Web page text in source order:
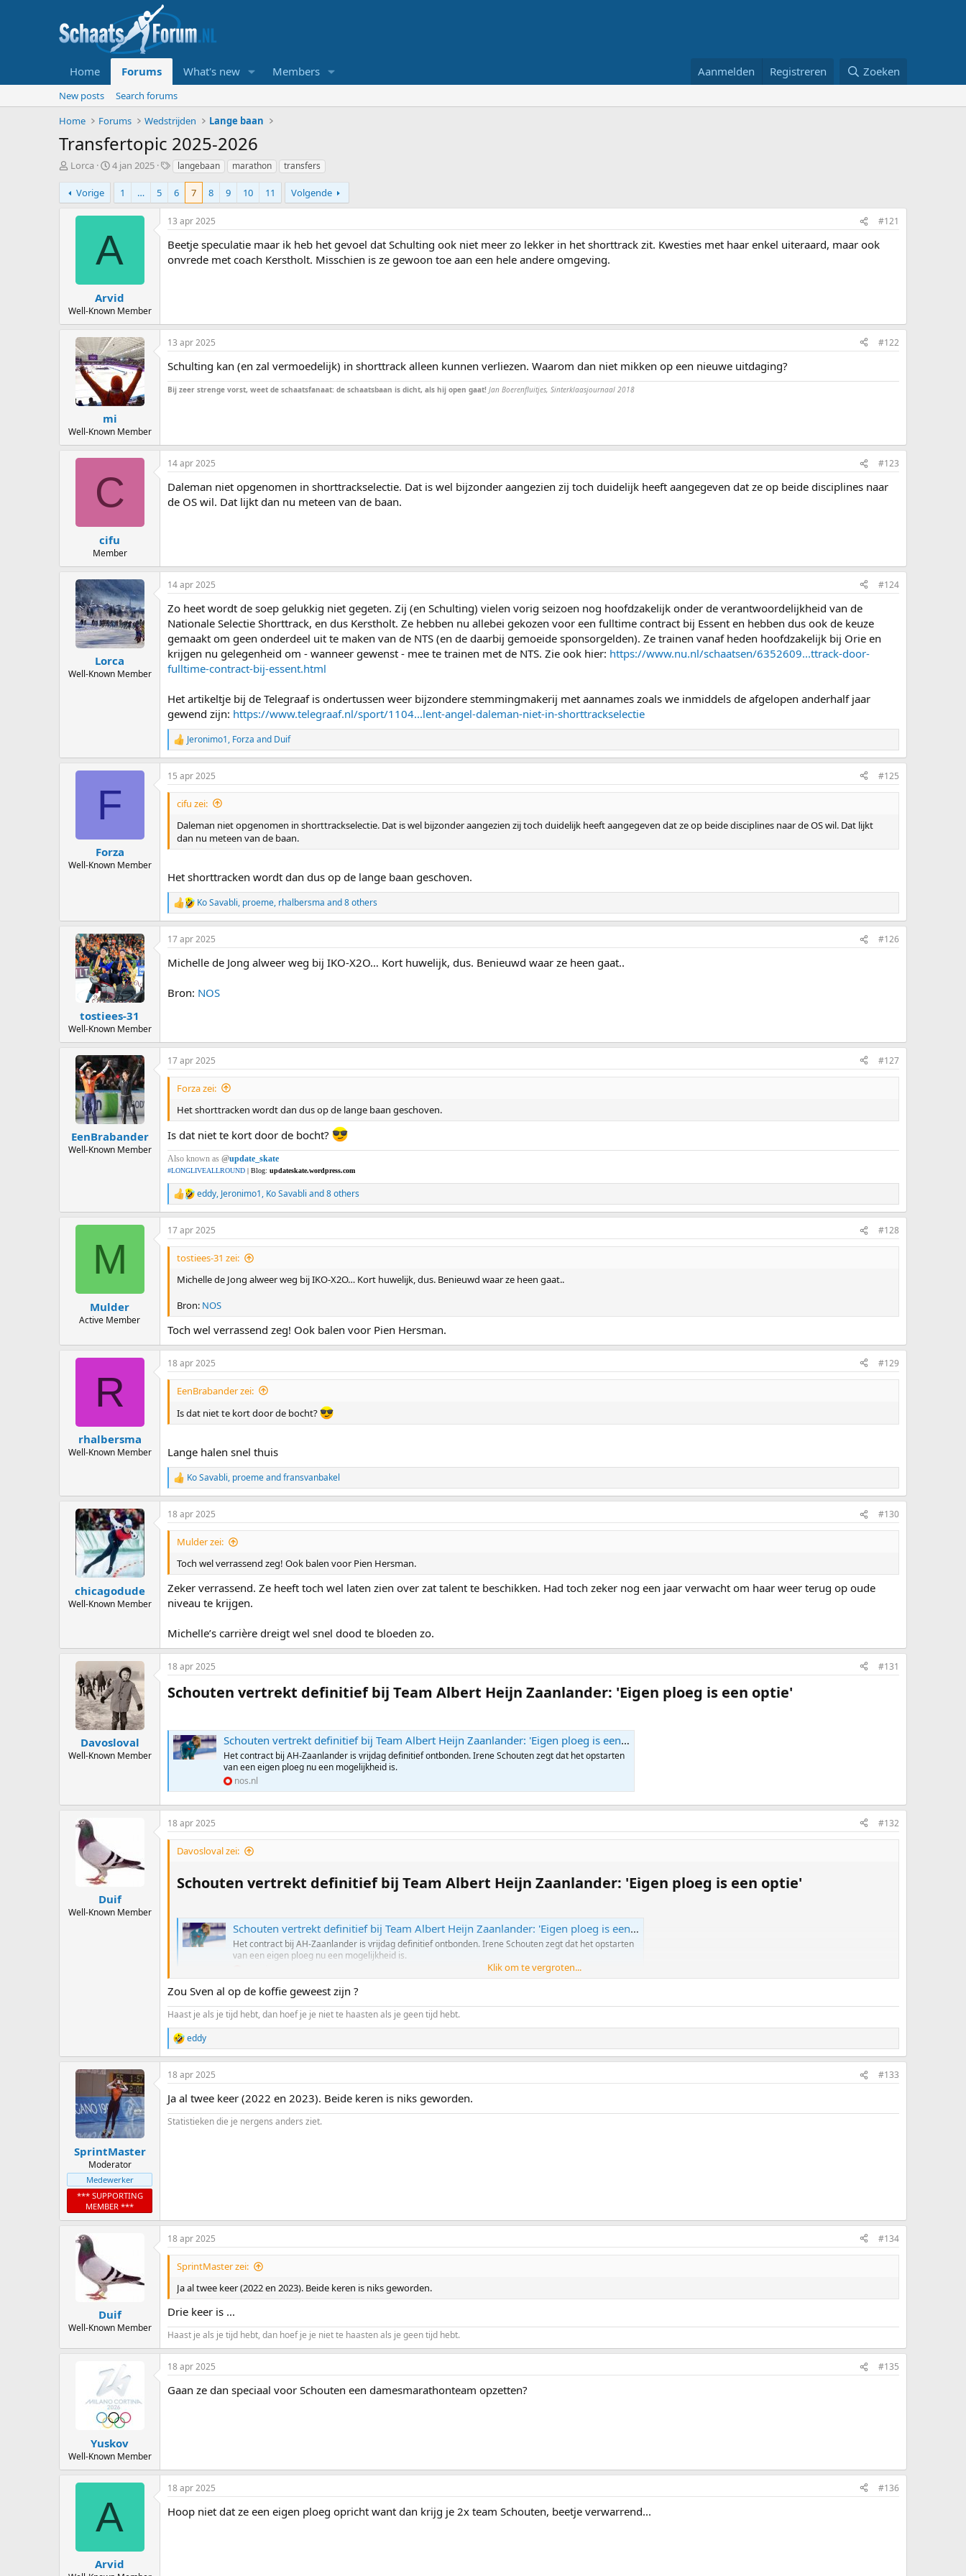
Home Forums What's new Members Aanmelden Registreren Zoeken
New posts
Search forums
Home
Forums Wedstrijden Lange baan
Transfertopic 2025-2026
T
p
i
r
Lorca
S
r
t
a
t
4 jan 2025
T
g
s
langebaan marathon transfers
Vorige 1 … 5 6 7 8 9 10 11 Volgende
A
Arvid
Well-Known Member
13 apr 2025 #121
Beetje speculatie maar ik heb het gevoel dat Schulting ook niet meer zo lekker in het shorttrack zit. Kwesties met haar enkel uiteraard, maar ook
onvrede met coach Kerstholt. Misschien is ze gewoon toe aan een hele andere omgeving.
mi
Well-Known Member
13 apr 2025 #122
Schulting kan (en zal vermoedelijk) in shorttrack alleen kunnen verliezen. Waarom dan niet mikken op een nieuwe uitdaging?
Bij zeer strenge vorst, weet de schaatsfanaat: de schaatsbaan is dicht, als hij open gaat! Jan Boerenfluitjes, Sinterklaasjournaal 2018
C
cifu
Member
14 apr 2025 #123
Daleman niet opgenomen in shorttrackselectie. Dat is wel bijzonder aangezien zij toch duidelijk heeft aangegeven dat ze op beide disciplines naar
de OS wil. Dat lijkt dan nu meteen van de baan.
Lorca
Well-Known Member
14 apr 2025 #124
Zo heet wordt de soep gelukkig niet gegeten. Zij (en Schulting) vielen vorig seizoen nog hoofdzakelijk onder de verantwoordelijkheid van de
Nationale Selectie Shorttrack, en dus Kerstholt. Ze hebben nu allebei gekozen voor een fulltime contract bij Essent en hebben dus ook de keuze
gemaakt om geen onderdeel uit te maken van de NTS (en de daarbij gemoeide sponsorgelden). Ze trainen vanaf heden hoofdzakelijk bij Orie en
krijgen nu gelegenheid om - wanneer gewenst - mee te trainen met de NTS. Zie ook hier: https://www.nu.nl/schaatsen/6352609...ttrack-door-
fulltime-contract-bij-essent.html
Het artikeltje bij de Telegraaf is ondertussen weer bijzondere stemmingmakerij met aannames zoals we inmiddels de afgelopen anderhalf jaar
gewend zijn: https://www.telegraaf.nl/sport/1104...lent-angel-daleman-niet-in-shorttrackselectie
R
e
a
c
t
:
Jeronimo1, Forza and Duif
F
Forza
Well-Known Member
15 apr 2025 #125
cifu zei:
Daleman niet opgenomen in shorttrackselectie. Dat is wel bijzonder aangezien zij toch duidelijk heeft aangegeven dat ze op beide disciplines naar de OS wil. Dat lijkt
dan nu meteen van de baan.
Het shorttracken wordt dan dus op de lange baan geschoven.
R
e
a
c
i
n
s
Ko Savabli, proeme, rhalbersma and 8 others
tostiees-31
Well-Known Member
17 apr 2025 #126
Michelle de Jong alweer weg bij IKO-X2O… Kort huwelijk, dus. Benieuwd waar ze heen gaat..
Bron: NOS
EenBrabander
Well-Known Member
17 apr 2025 #127
Forza zei:
Het shorttracken wordt dan dus op de lange baan geschoven.
Is dat niet te kort door de bocht?
Also known as @update_skate
#LONGLIVEALLROUND | Blog: updateskate.wordpress.com
R
e
a
c
t
eddy, Jeronimo1, Ko Savabli and 8 others
M
Mulder
Active Member
17 apr 2025 #128
tostiees-31 zei:
Michelle de Jong alweer weg bij IKO-X2O… Kort huwelijk, dus. Benieuwd waar ze heen gaat..
Bron: NOS
Toch wel verrassend zeg! Ook balen voor Pien Hersman.
R
rhalbersma
Well-Known Member
18 apr 2025 #129
EenBrabander zei:
Is dat niet te kort door de bocht?
Lange halen snel thuis
R
e
a
c
t
n
s
:
Ko Savabli, proemeandfransvanbakel
chicagodude
Well-Known Member
18 apr 2025 #130
Mulder zei:
Toch wel verrassend zeg! Ook balen voor Pien Hersman.
Zeker verrassend. Ze heeft toch wel laten zien over zat talent te beschikken. Had toch zeker nog een jaar verwacht om haar weer terug op oude
niveau te krijgen.
Michelle’s carrière dreigt wel snel dood te bloeden zo.
Davosloval
Well-Known Member
18 apr 2025 #131
Schouten vertrekt definitief bij Team Albert Heijn Zaanlander: 'Eigen ploeg is een optie'​
Schouten vertrekt definitief bij Team Albert Heijn Zaanlander: 'Eigen ploeg is een optie'
Het contract bij AH-Zaanlander is vrijdag definitief ontbonden. Irene Schouten zegt dat het opstarten
van een eigen ploeg nu een mogelijkheid is.
nos.nl
Duif
Well-Known Member
18 apr 2025 #132
Davosloval zei:
Schouten vertrekt definitief bij Team Albert Heijn Zaanlander: 'Eigen ploeg is een optie'​
Schouten vertrekt definitief bij Team Albert Heijn Zaanlander: 'Eigen ploeg is een optie'
Het contract bij AH-Zaanlander is vrijdag definitief ontbonden. Irene Schouten zegt dat het opstarten
van een eigen ploeg nu een mogelijkheid is.
Klik om te vergroten...
Zou Sven al op de koffie geweest zijn ?
Haast je als je tijd hebt, dan hoef je je niet te haasten als je geen tijd hebt.
R
e
a
c
i
o
n
eddy
SprintMaster
Moderator
Medewerker
*** SUPPORTING
MEMBER ***
18 apr 2025 #133
Ja al twee keer (2022 en 2023). Beide keren is niks geworden.
Statistieken die je nergens anders ziet.
Duif
Well-Known Member
18 apr 2025 #134
SprintMaster zei:
Ja al twee keer (2022 en 2023). Beide keren is niks geworden.
Drie keer is ...
Haast je als je tijd hebt, dan hoef je je niet te haasten als je geen tijd hebt.
Yuskov
Well-Known Member
18 apr 2025 #135
Gaan ze dan speciaal voor Schouten een damesmarathonteam opzetten?
A
Arvid
18 apr 2025 #136
Hoop niet dat ze een eigen ploeg opricht want dan krijg je 2x team Schouten, beetje verwarrend...